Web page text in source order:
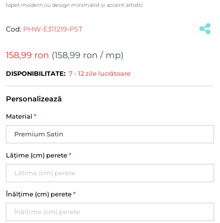
tapet modern cu design minimalist și accent artistic
Cod: PHW-E311219-PST
158,99 ron (158,99 ron / mp)
DISPONIBILITATE: 7 - 12 zile lucrătoare
Personalizează
Material *
Lățime (cm) perete *
Înălțime (cm) perete *